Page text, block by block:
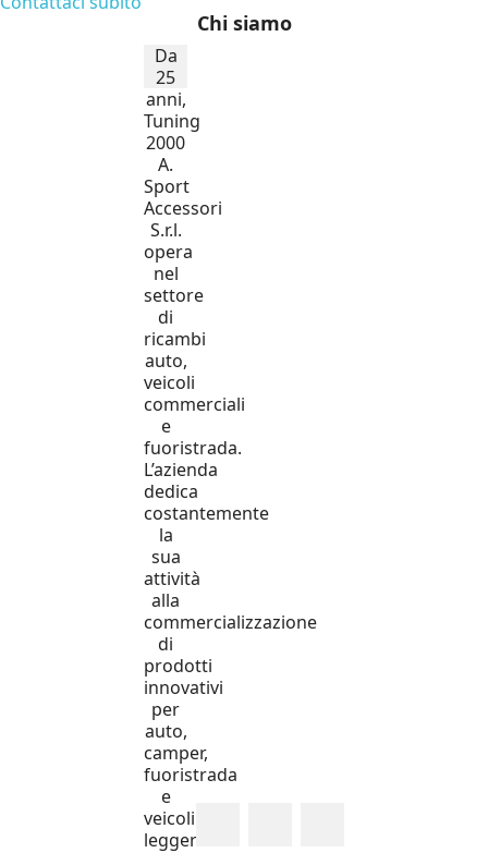
Chi siamo
Da
25
anni,
Tuning
2000
A.
Sport
Accessori
S.r.l.
opera
nel
settore
di
ricambi
auto,
veicoli
commerciali
e
fuoristrada.
L’azienda
dedica
costantemente
la
sua
attività
alla
commercializzazione
di
prodotti
innovativi
per
auto,
camper,
fuoristrada
e
veicoli
leggeri.